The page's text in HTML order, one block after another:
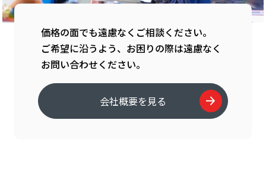
価格の面でも遠慮なくご相談ください。
ご希望に沿うよう、お困りの際は遠慮なく
お問い合わせください。
会社概要を見る